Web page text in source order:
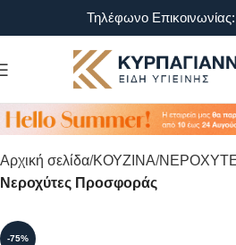
Τηλέφωνο Επικοινωνίας:
Αρχική σελίδα ΚΟΥΖΙΝΑ
Νεροχύτες Προσφοράς
-75%